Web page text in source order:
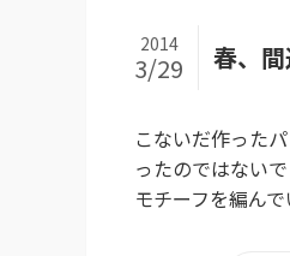
春、
2014
3/29
こないだ作った
ったのではない
モチーフを編ん